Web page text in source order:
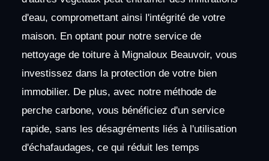
d'eau, compromettant ainsi l'intégrité de votre
maison. En optant pour notre service de
nettoyage de toiture à Mignaloux Beauvoir, vous
investissez dans la protection de votre bien
immobilier. De plus, avec notre méthode de
perche carbone, vous bénéficiez d'un service
rapide, sans les désagréments liés à l'utilisation
d'échafaudages, ce qui réduit les temps